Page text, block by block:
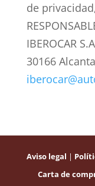
de
IBEROCAR
30166
Aviso legal |
Carta de